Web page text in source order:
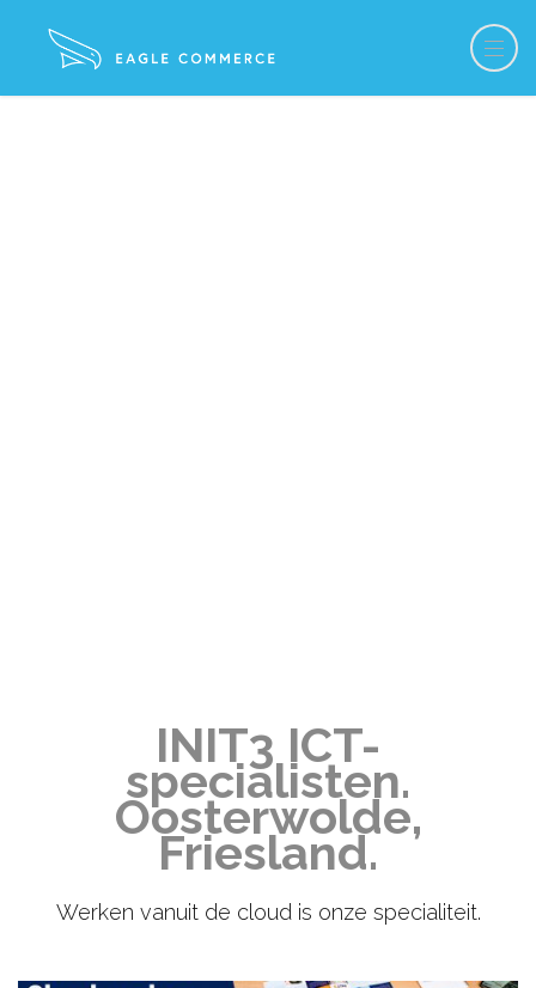
INIT3 ICT-
specialisten.
Oosterwolde,
Friesland.
Werken vanuit de cloud is onze specialiteit.